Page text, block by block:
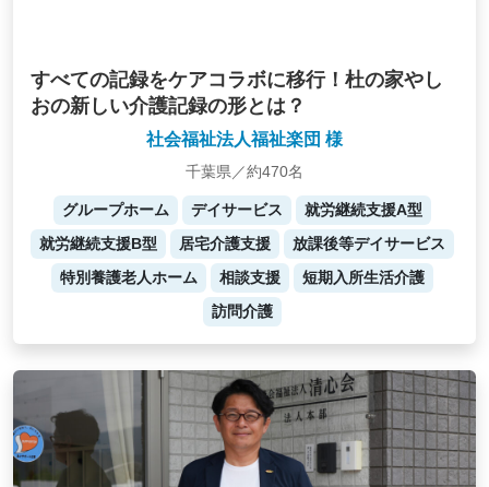
すべての記録をケアコラボに移行！杜の家やし
おの新しい介護記録の形とは？
社会福祉法人福祉楽団 様
千葉県／約470名
グループホーム デイサービス
就労継続支援A型
就労継続支援B型
居宅介護支援
放課後等デイサービス
特別養護老人ホーム
相談支援
短期入所生活介護
訪問介護